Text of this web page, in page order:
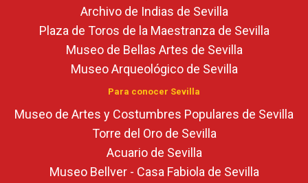
Archivo de Indias de Sevilla
Plaza de Toros de la Maestranza de Sevilla
Museo de Bellas Artes de Sevilla
Museo Arqueológico de Sevilla
Para conocer Sevilla
Museo de Artes y Costumbres Populares de Sevilla
Torre del Oro de Sevilla
Acuario de Sevilla
Museo Bellver - Casa Fabiola de Sevilla